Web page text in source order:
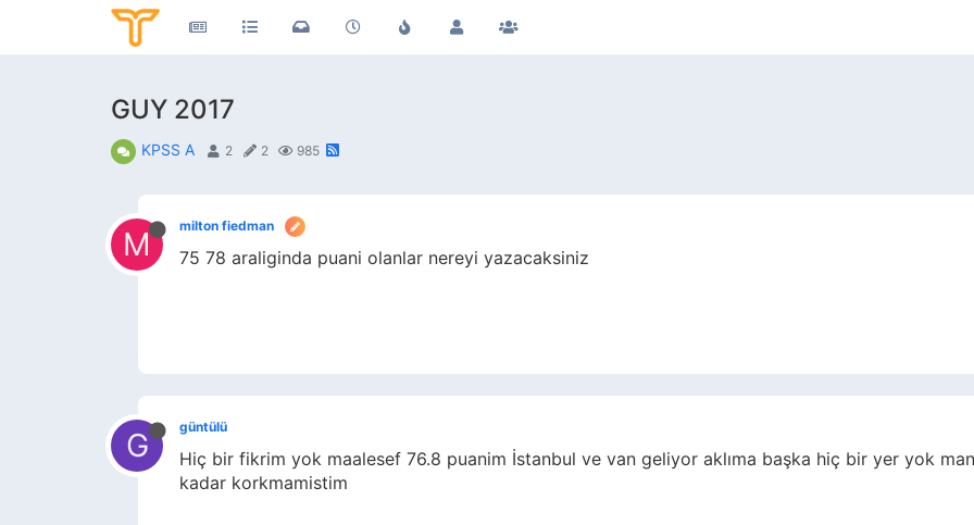
GUY 2017
KPSS A 2 2 985
M milton fiedman
75 78 araliginda puani olanlar nereyi yazacaksiniz
G güntülü
Hiç bir fikrim yok maalesef 76.8 puanim İstanbul ve van geliyor aklıma başka hiç bir yer yok
kadar korkmamistim